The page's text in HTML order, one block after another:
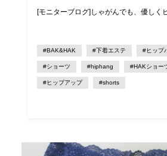
[モニターブログ]しゃがんでも、優しく
#BAK&HAK #下着エステ #ヒップ
#ショーツ #hiphang #HAKショー
#ヒップアップ #shorts